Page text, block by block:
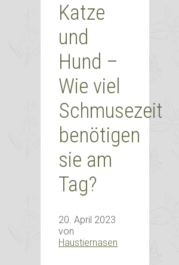
Katze
und
Hund –
Wie viel
Schmusezeit
benötigen
sie am
Tag?
20. April 2023
von
Haustiernasen